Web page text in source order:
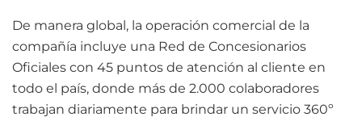
De manera global, la operación comercial de la
compañía incluye una Red de Concesionarios
Oficiales con 45 puntos de atención al cliente en
todo el país, donde más de 2.000 colaboradores
trabajan diariamente para brindar un servicio 360º